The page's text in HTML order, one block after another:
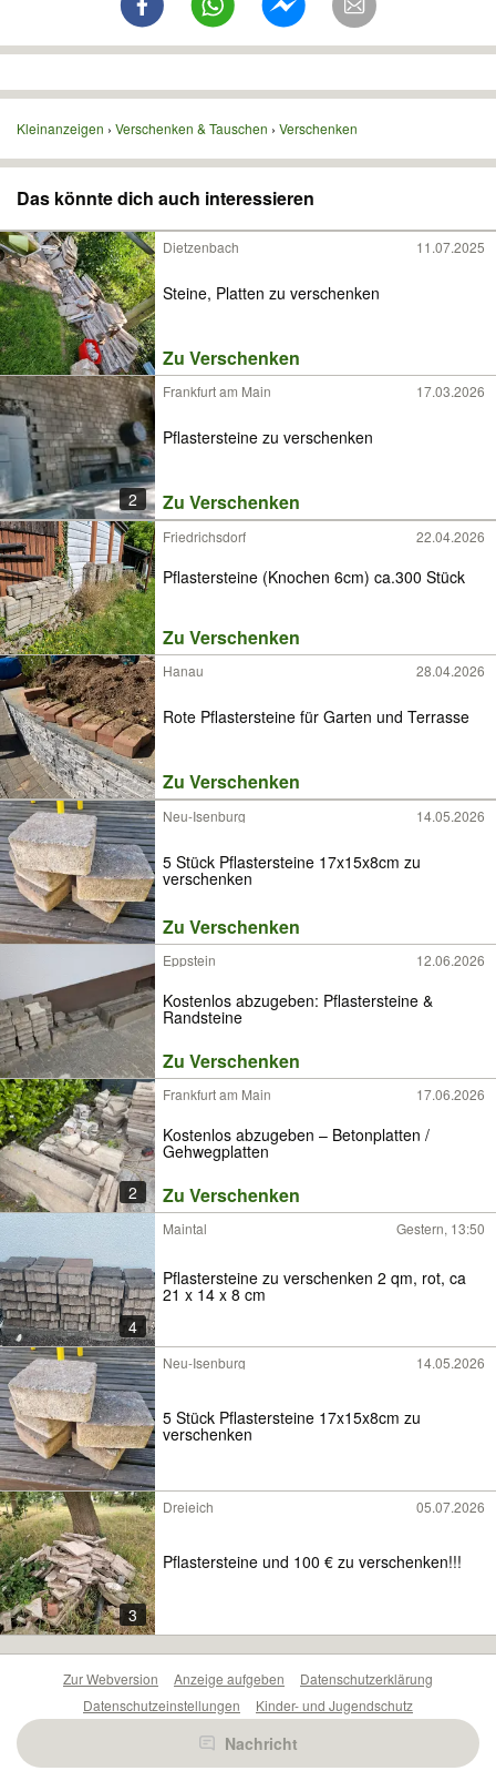
Kleinanzeigen Verschenken & Tauschen Verschenken
Das könnte dich auch interessieren
Dietzenbach 11.07.2025
Steine, Platten zu verschenken
Zu Verschenken
2
Frankfurt am Main 17.03.2026
Pflastersteine zu verschenken
Zu Verschenken
Friedrichsdorf 22.04.2026
Pflastersteine (Knochen 6cm) ca.300 Stück
Zu Verschenken
Hanau 28.04.2026
Rote Pflastersteine für Garten und Terrasse
Zu Verschenken
Neu-Isenburg 14.05.2026
5 Stück Pflastersteine 17x15x8cm zu
verschenken
Zu Verschenken
Eppstein 12.06.2026
Kostenlos abzugeben: Pflastersteine &
Randsteine
Zu Verschenken
2
Frankfurt am Main 17.06.2026
Kostenlos abzugeben – Betonplatten /
Gehwegplatten
Zu Verschenken
4
Maintal Gestern, 13:50
Pflastersteine zu verschenken 2 qm, rot, ca
21 x 14 x 8 cm
Neu-Isenburg 14.05.2026
5 Stück Pflastersteine 17x15x8cm zu
verschenken
3
Dreieich 05.07.2026
Pflastersteine und 100 € zu verschenken!!!
Nachricht
Zur Webversion Anzeige aufgeben
Datenschutzerklärung
Datenschutzeinstellungen
Kinder- und Jugendschutz
Barrierefreiheitserklärung